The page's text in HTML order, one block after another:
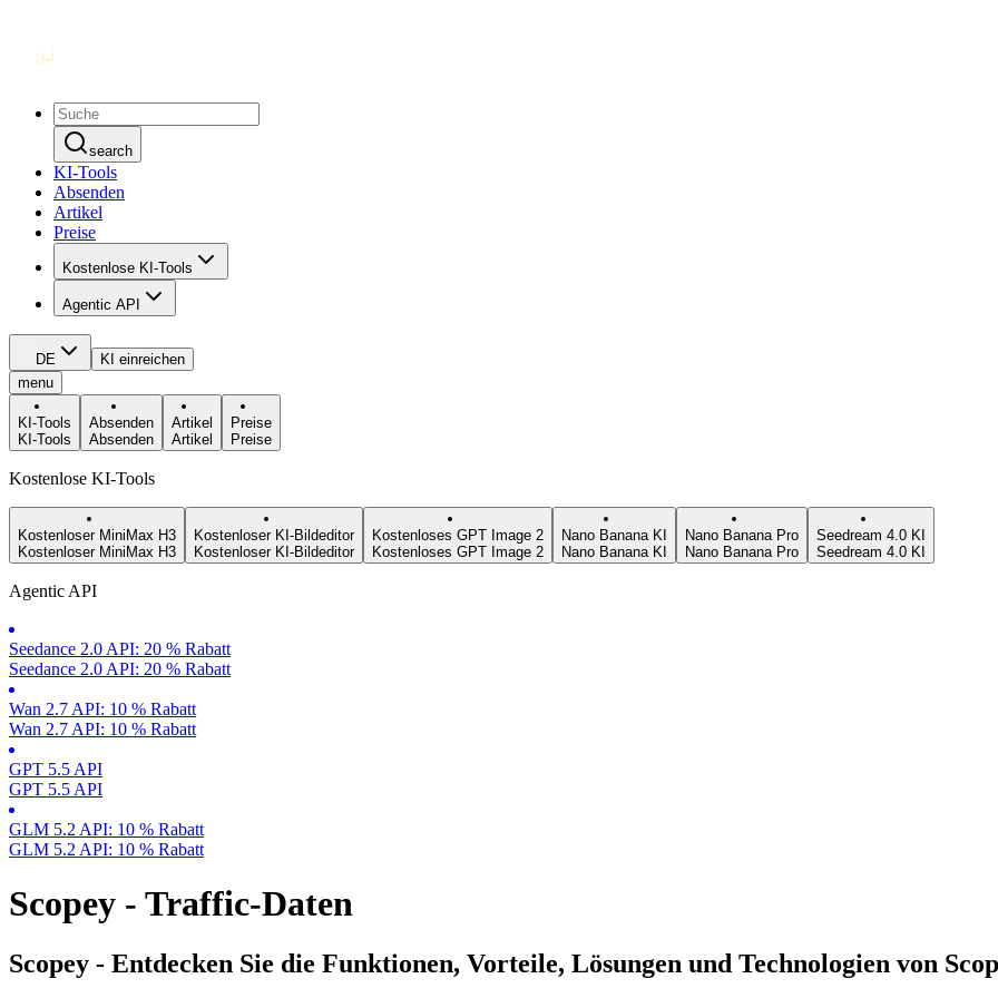
search
KI-Tools
Absenden
Artikel
Preise
Kostenlose KI-Tools
Agentic API
DE
KI einreichen
menu
KI-Tools
KI-Tools
Absenden
Absenden
Artikel
Artikel
Preise
Preise
Kostenlose KI-Tools
Kostenloser MiniMax H3
Kostenloser MiniMax H3
Kostenloser KI-Bildeditor
Kostenloser KI-Bildeditor
Kostenloses GPT Image 2
Kostenloses GPT Image 2
Nano Banana KI
Nano Banana KI
Nano Banana Pro
Nano Banana Pro
Seedream 4.0 KI
Seedream 4.0 KI
Agentic API
Seedance 2.0 API: 20 % Rabatt
Seedance 2.0 API: 20 % Rabatt
Wan 2.7 API: 10 % Rabatt
Wan 2.7 API: 10 % Rabatt
GPT 5.5 API
GPT 5.5 API
GLM 5.2 API: 10 % Rabatt
GLM 5.2 API: 10 % Rabatt
Scopey - Traffic-Daten
Scopey - Entdecken Sie die Funktionen, Vorteile, Lösungen und Technologien von